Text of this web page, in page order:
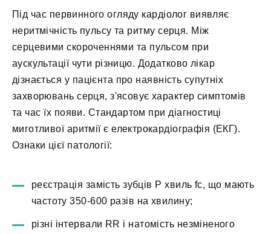
Під час первинного огляду кардіолог виявляє
неритмічність пульсу та ритму серця. Між
серцевими скороченнями та пульсом при
аускультації чути різницю. Додатково лікар
дізнається у пацієнта про наявність супутніх
захворювань серця, з'ясовує характер симптомів
та час їх появи. Стандартом при діагностиці
миготливої аритмії є електрокардіографія (ЕКГ).
Ознаки цієї патології:
реєстрація замість зубців Р хвиль fc, що мають
частоту 350-600 разів на хвилину;
різні інтервали RR і натомість незміненого